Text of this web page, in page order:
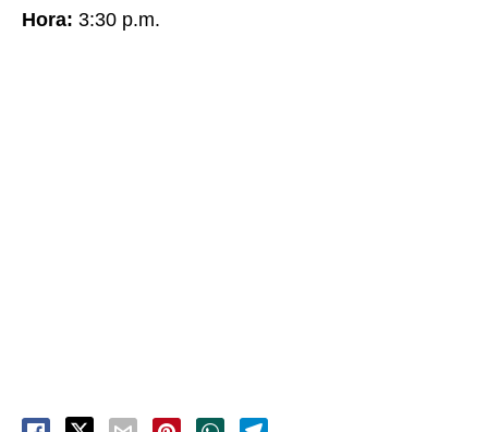
Hora: 3:30 p.m.